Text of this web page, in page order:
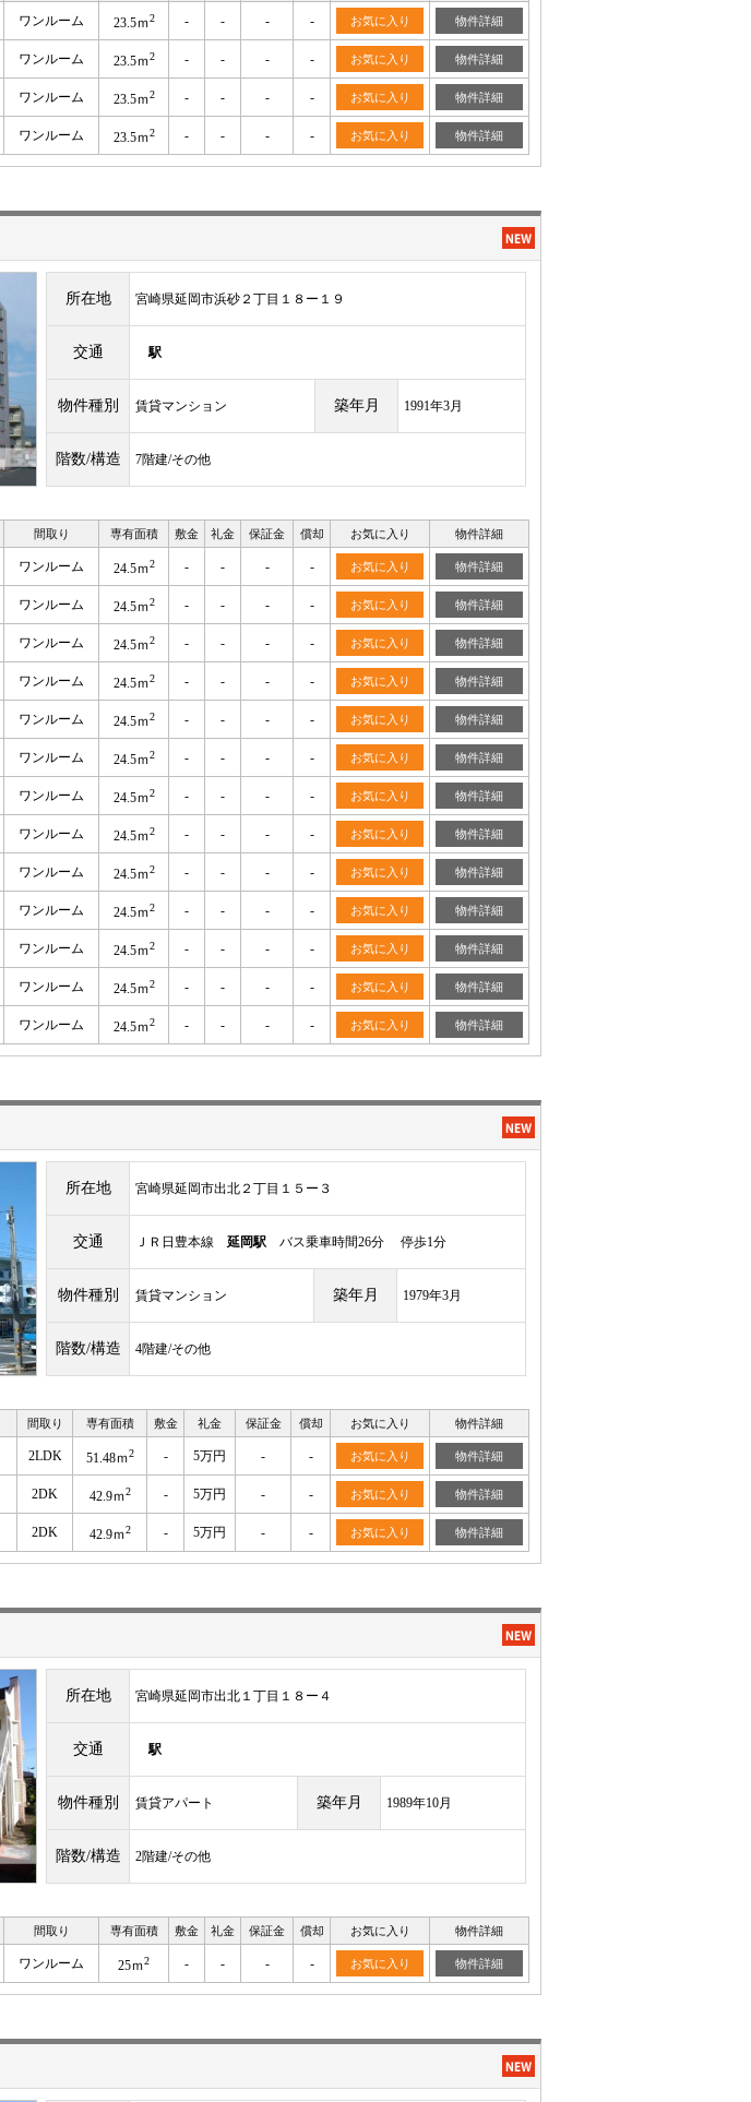
ワンルーム 23.5ｍ2 - - - - お気に入り 物件詳細
ワンルーム 23.5ｍ2 - - - - お気に入り 物件詳細
ワンルーム 23.5ｍ2 - - - - お気に入り 物件詳細
ワンルーム 23.5ｍ2 - - - - お気に入り 物件詳細
所在地 宮崎県延岡市浜砂２丁目１８ー１９
交通 駅
物件種別 賃貸マンション 築年月 1991年3月
階数/構造 7階建/その他
間取り 専有面積 敷金 礼金 保証金 償却 お気に入り 物件詳細
ワンルーム 24.5ｍ2 - - - - お気に入り 物件詳細
ワンルーム 24.5ｍ2 - - - - お気に入り 物件詳細
ワンルーム 24.5ｍ2 - - - - お気に入り 物件詳細
ワンルーム 24.5ｍ2 - - - - お気に入り 物件詳細
ワンルーム 24.5ｍ2 - - - - お気に入り 物件詳細
ワンルーム 24.5ｍ2 - - - - お気に入り 物件詳細
ワンルーム 24.5ｍ2 - - - - お気に入り 物件詳細
ワンルーム 24.5ｍ2 - - - - お気に入り 物件詳細
ワンルーム 24.5ｍ2 - - - - お気に入り 物件詳細
ワンルーム 24.5ｍ2 - - - - お気に入り 物件詳細
ワンルーム 24.5ｍ2 - - - - お気に入り 物件詳細
ワンルーム 24.5ｍ2 - - - - お気に入り 物件詳細
ワンルーム 24.5ｍ2 - - - - お気に入り 物件詳細
所在地 宮崎県延岡市出北２丁目１５ー３
交通 ＪＲ日豊本線 延岡駅 バス乗車時間26分 停歩1分
物件種別 賃貸マンション 築年月 1979年3月
階数/構造 4階建/その他
間取り 専有面積 敷金 礼金 保証金 償却 お気に入り 物件詳細
2LDK 51.48ｍ2 - 5万円 - - お気に入り 物件詳細
2DK 42.9ｍ2 - 5万円 - - お気に入り 物件詳細
2DK 42.9ｍ2 - 5万円 - - お気に入り 物件詳細
所在地 宮崎県延岡市出北１丁目１８ー４
交通 駅
物件種別 賃貸アパート 築年月 1989年10月
階数/構造 2階建/その他
間取り 専有面積 敷金 礼金 保証金 償却 お気に入り 物件詳細
ワンルーム 25ｍ2 - - - - お気に入り 物件詳細